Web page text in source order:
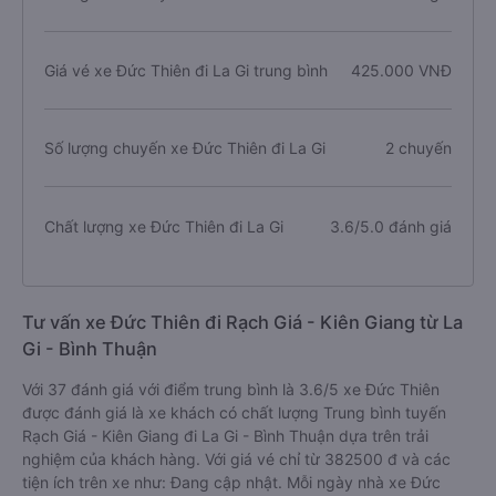
Giá vé xe Đức Thiên đi La Gi trung bình 425.000 VNĐ
Số lượng chuyến xe Đức Thiên đi La Gi 2 chuyến
Chất lượng xe Đức Thiên đi La Gi 3.6/5.0 đánh giá
Tư vấn xe Đức Thiên đi Rạch Giá - Kiên Giang từ La
Gi - Bình Thuận
Với 37 đánh giá với điểm trung bình là 3.6/5 xe Đức Thiên
được đánh giá là xe khách có chất lượng Trung bình tuyến
Rạch Giá - Kiên Giang đi La Gi - Bình Thuận dựa trên trải
nghiệm của khách hàng. Với giá vé chỉ từ 382500 đ và các
tiện ích trên xe như: Đang cập nhật. Mỗi ngày nhà xe Đức